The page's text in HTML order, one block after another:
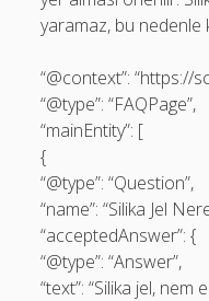
yaramaz, bu nedenle
“@context”: “https://
“@type”: “FAQPage”,
“mainEntity”: [
{
“@type”: “Question”,
“name”: “Silika Jel
“acceptedAnswer”: {
“@type”: “Answer”,
“text”: “Silika jel, nem